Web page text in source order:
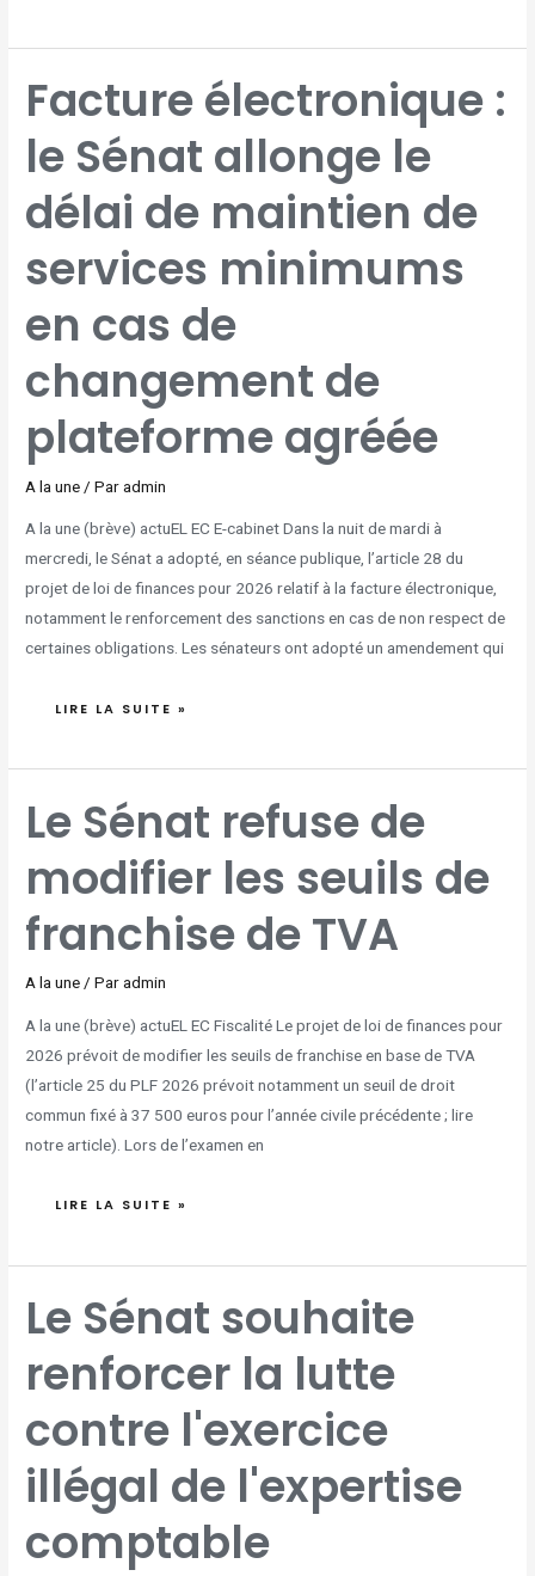
Facture électronique :
le Sénat allonge le
délai de maintien de
services minimums
en cas de
changement de
plateforme agréée
A la une / Paradmin
A la une (brève) actuEL EC E-cabinet Dans la nuit de mardi à
mercredi, le Sénat a adopté, en séance publique, l’article 28 du
projet de loi de finances pour 2026 relatif à la facture électronique,
notamment le renforcement des sanctions en cas de non respect de
certaines obligations. Les sénateurs ont adopté un amendement qui
ÉLECTRONIQUE
:
LE
ALLONGE
LE
DÉLAI
DE
DE
SERVICES
MINIMUMS
EN
DE
CHANGEMENT
DE
LIRE LA SUITE »
Le Sénat refuse de
modifier les seuils de
franchise de TVA
A la une / Paradmin
A la une (brève) actuEL EC Fiscalité Le projet de loi de finances pour
2026 prévoit de modifier les seuils de franchise en base de TVA
(l’article 25 du PLF 2026 prévoit notamment un seuil de droit
commun fixé à 37 500 euros pour l’année civile précédente ; lire
notre article). Lors de l’examen en
SÉNAT
REFUSE
DE
SEUILS
DE
FRANCHISE
LIRE LA SUITE »
Le Sénat souhaite
renforcer la lutte
contre l'exercice
illégal de l'expertise
comptable
SÉNAT
SOUHAITE
RENFORCER
LUTTE
CONTRE
L'EXERCICE
ILLÉGAL
L'EXPERTISE
COMPTABLE